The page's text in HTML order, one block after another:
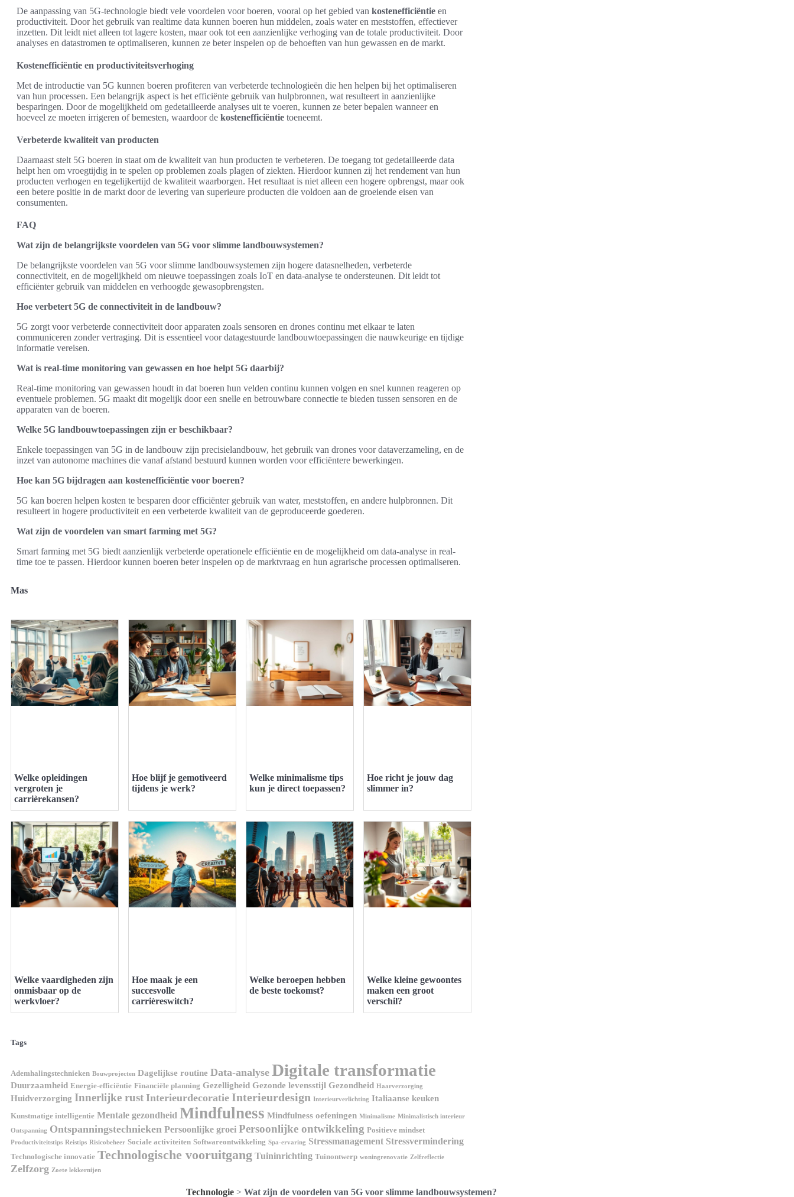
De aanpassing van 5G-technologie biedt vele voordelen voor boeren, vooral op het gebied van kostenefficiëntie en
productiviteit. Door het gebruik van realtime data kunnen boeren hun middelen, zoals water en meststoffen, effectiever
inzetten. Dit leidt niet alleen tot lagere kosten, maar ook tot een aanzienlijke verhoging van de totale productiviteit. Door
analyses en datastromen te optimaliseren, kunnen ze beter inspelen op de behoeften van hun gewassen en de markt.
Kostenefficiëntie en productiviteitsverhoging
Met de introductie van 5G kunnen boeren profiteren van verbeterde technologieën die hen helpen bij het optimaliseren
van hun processen. Een belangrijk aspect is het efficiënte gebruik van hulpbronnen, wat resulteert in aanzienlijke
besparingen. Door de mogelijkheid om gedetailleerde analyses uit te voeren, kunnen ze beter bepalen wanneer en
hoeveel ze moeten irrigeren of bemesten, waardoor de kostenefficiëntie toeneemt.
Verbeterde kwaliteit van producten
Daarnaast stelt 5G boeren in staat om de kwaliteit van hun producten te verbeteren. De toegang tot gedetailleerde data
helpt hen om vroegtijdig in te spelen op problemen zoals plagen of ziekten. Hierdoor kunnen zij het rendement van hun
producten verhogen en tegelijkertijd de kwaliteit waarborgen. Het resultaat is niet alleen een hogere opbrengst, maar ook
een betere positie in de markt door de levering van superieure producten die voldoen aan de groeiende eisen van
consumenten.
FAQ
Wat zijn de belangrijkste voordelen van 5G voor slimme landbouwsystemen?
De belangrijkste voordelen van 5G voor slimme landbouwsystemen zijn hogere datasnelheden, verbeterde
connectiviteit, en de mogelijkheid om nieuwe toepassingen zoals IoT en data-analyse te ondersteunen. Dit leidt tot
efficiënter gebruik van middelen en verhoogde gewasopbrengsten.
Hoe verbetert 5G de connectiviteit in de landbouw?
5G zorgt voor verbeterde connectiviteit door apparaten zoals sensoren en drones continu met elkaar te laten
communiceren zonder vertraging. Dit is essentieel voor datagestuurde landbouwtoepassingen die nauwkeurige en tijdige
informatie vereisen.
Wat is real-time monitoring van gewassen en hoe helpt 5G daarbij?
Real-time monitoring van gewassen houdt in dat boeren hun velden continu kunnen volgen en snel kunnen reageren op
eventuele problemen. 5G maakt dit mogelijk door een snelle en betrouwbare connectie te bieden tussen sensoren en de
apparaten van de boeren.
Welke 5G landbouwtoepassingen zijn er beschikbaar?
Enkele toepassingen van 5G in de landbouw zijn precisielandbouw, het gebruik van drones voor dataverzameling, en de
inzet van autonome machines die vanaf afstand bestuurd kunnen worden voor efficiëntere bewerkingen.
Hoe kan 5G bijdragen aan kostenefficiëntie voor boeren?
5G kan boeren helpen kosten te besparen door efficiënter gebruik van water, meststoffen, en andere hulpbronnen. Dit
resulteert in hogere productiviteit en een verbeterde kwaliteit van de geproduceerde goederen.
Wat zijn de voordelen van smart farming met 5G?
Smart farming met 5G biedt aanzienlijk verbeterde operationele efficiëntie en de mogelijkheid om data-analyse in real-
time toe te passen. Hierdoor kunnen boeren beter inspelen op de marktvraag en hun agrarische processen optimaliseren.
Mas
Welke opleidingen
vergroten je
carrièrekansen?
Hoe blijf je gemotiveerd
tijdens je werk?
Welke minimalisme tips
kun je direct toepassen?
Hoe richt je jouw dag
slimmer in?
Welke vaardigheden zijn
onmisbaar op de
werkvloer?
Hoe maak je een
succesvolle
carrièreswitch?
Welke beroepen hebben
de beste toekomst?
Welke kleine gewoontes
maken een groot
verschil?
Tags
Ademhalingstechnieken Bouwprojecten Dagelijkse routine Data-analyse Digitale transformatie
Duurzaamheid Energie-efficiëntie Financiële planning Gezelligheid Gezonde levensstijl Gezondheid Haarverzorging
Huidverzorging Innerlijke rust Interieurdecoratie Interieurdesign Interieurverlichting Italiaanse keuken
Kunstmatige intelligentie Mentale gezondheid Mindfulness Mindfulness oefeningen Minimalisme Minimalistisch interieur
Ontspanning Ontspanningstechnieken Persoonlijke groei Persoonlijke ontwikkeling Positieve mindset
Productiviteitstips Reistips Risicobeheer Sociale activiteiten Softwareontwikkeling Spa-ervaring Stressmanagement Stressvermindering
Technologische innovatie Technologische vooruitgang Tuininrichting Tuinontwerp woningrenovatie Zelfreflectie
Zelfzorg Zoete lekkernijen
Technologie > Wat zijn de voordelen van 5G voor slimme landbouwsystemen?